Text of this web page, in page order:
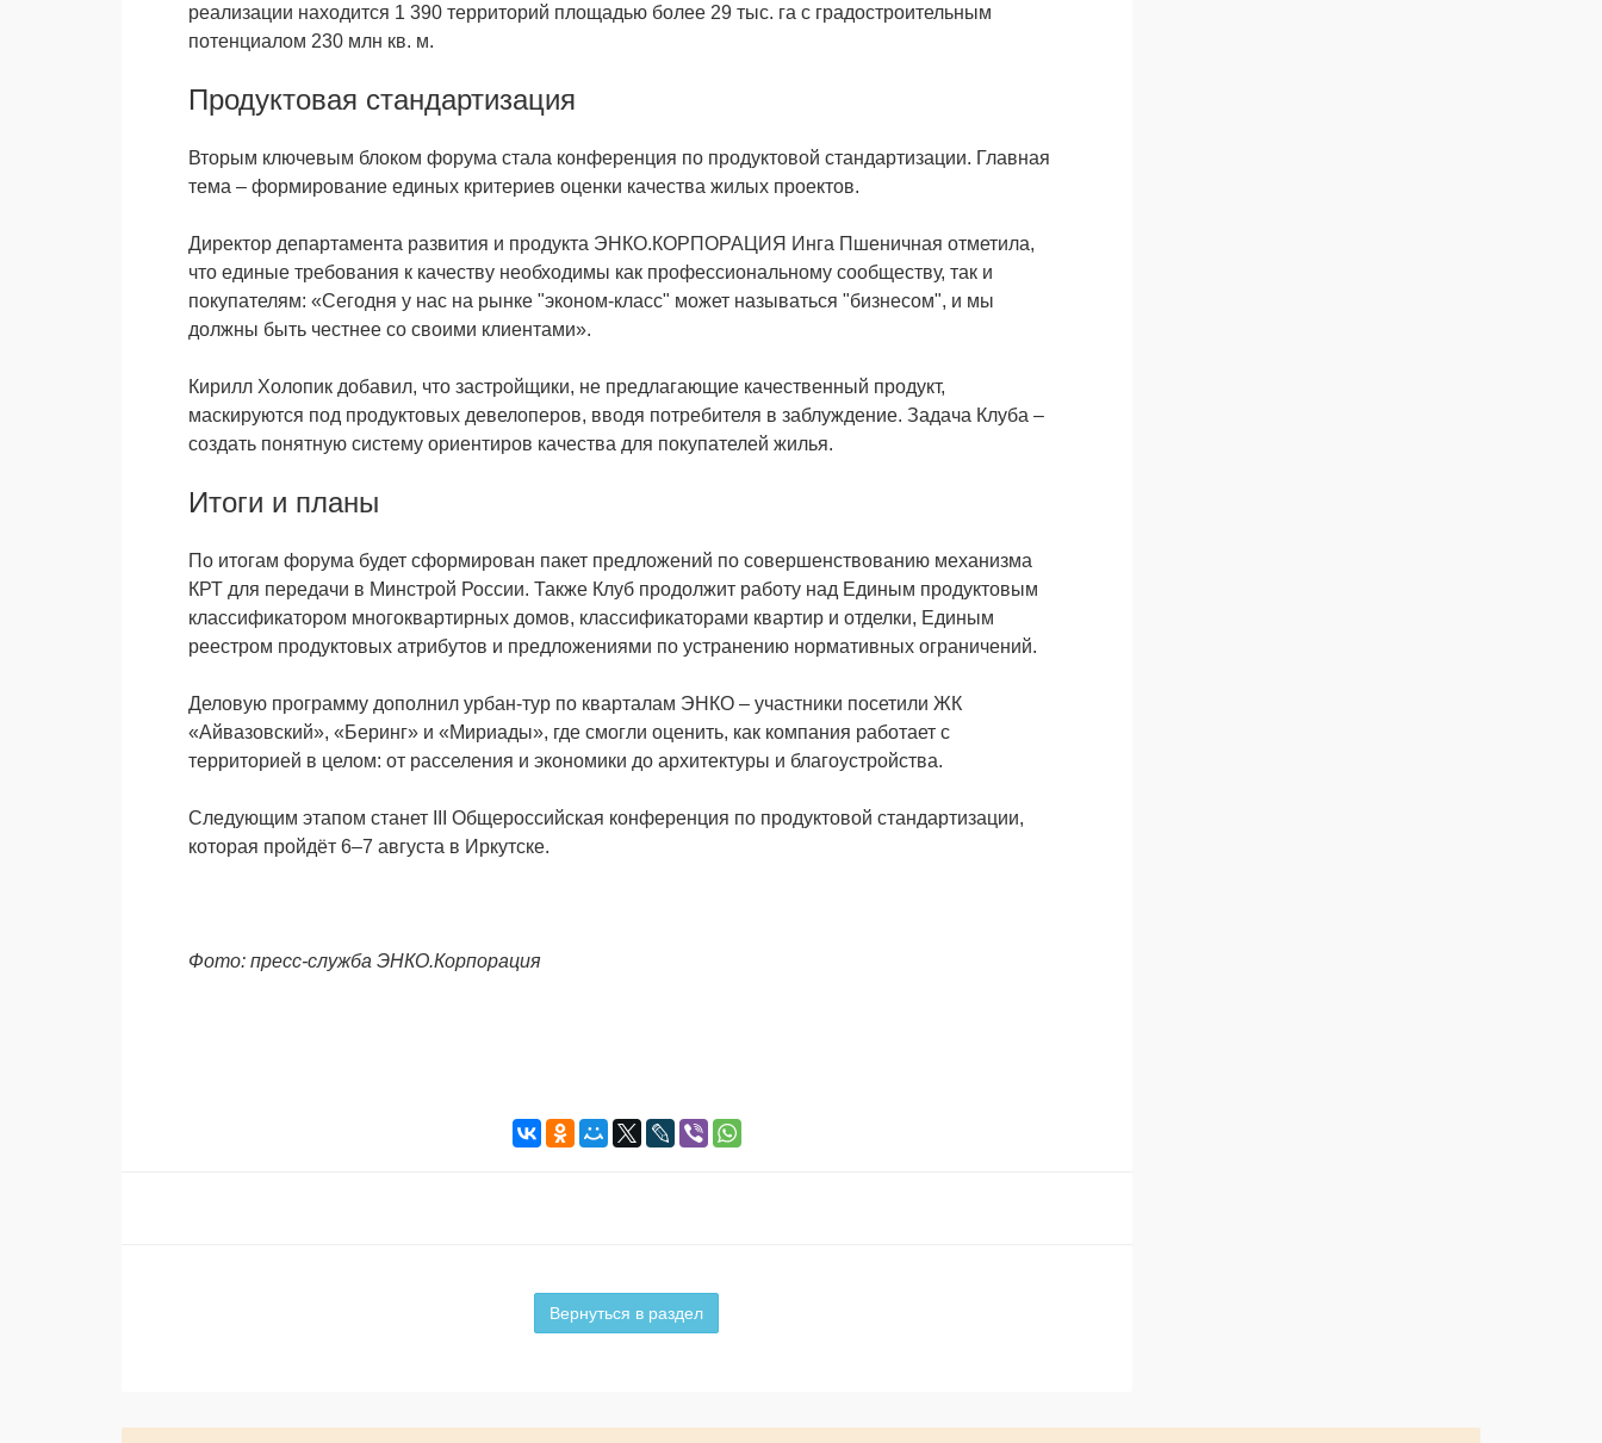
реализации находится 1 390 территорий площадью более 29 тыс. га с градостроительным
потенциалом 230 млн кв. м.
Продуктовая стандартизация
Вторым ключевым блоком форума стала конференция по продуктовой стандартизации. Главная
тема – формирование единых критериев оценки качества жилых проектов.
Директор департамента развития и продукта ЭНКО.КОРПОРАЦИЯ Инга Пшеничная отметила,
что единые требования к качеству необходимы как профессиональному сообществу, так и
покупателям: «Сегодня у нас на рынке "эконом-класс" может называться "бизнесом", и мы
должны быть честнее со своими клиентами».
Кирилл Холопик добавил, что зaстройщики, не предлагающие качественный продукт,
маскируются под продуктовых девелоперов, вводя потребителя в заблуждение. Задача Клуба –
создать понятную систему ориентиров качества для покупателей жилья.
Итоги и планы
По итогам форума будет сформирован пакет предложений по совершенствованию механизма
КРТ для передачи в Минстрой России. Также Клуб продолжит работу над Единым продуктовым
классификатором многоквартирных домов, классификаторами квартир и отделки, Единым
реестром продуктовых атрибутов и предложениями по устранению нормативных ограничений.
Деловую программу дополнил урбан-тур по кварталам ЭНКО – участники посетили ЖК
«Айвазовский», «Беринг» и «Мириады», где смогли оценить, как компания работает с
территорией в целом: от расселения и экономики до архитектуры и благоустройства.
Следующим этапом станет III Общероссийская конференция по продуктовой стандартизации,
которая пройдёт 6–7 августа в Иркутске.
Фото: пресс-служба ЭНКО.Корпорация
Вернуться в раздел